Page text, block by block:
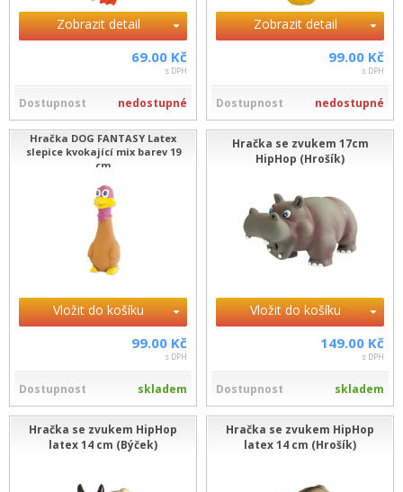
Zobrazit detail
69.00 Kč
s DPH
Dostupnost nedostupné
Zobrazit detail
99.00 Kč
s DPH
Dostupnost nedostupné
Hračka DOG FANTASY Latex
slepice kvokající mix barev 19
cm
Vložit do košíku
99.00 Kč
s DPH
Dostupnost skladem
Hračka se zvukem 17cm
HipHop (Hrošík)
Vložit do košíku
149.00 Kč
s DPH
Dostupnost skladem
Hračka se zvukem HipHop
latex 14 cm (Býček)
Hračka se zvukem HipHop
latex 14 cm (Hrošík)